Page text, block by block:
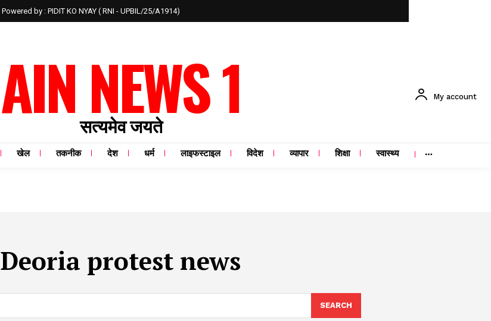
Powered by : PIDIT KO NYAY ( RNI - UPBIL/25/A1914)
AIN NEWS 1
सत्यमेव जयते
My account
खेल तकनीक देश धर्म लाइफस्टाइल विदेश व्यापार शिक्षा स्वास्थ्य
Deoria protest news
SEARCH